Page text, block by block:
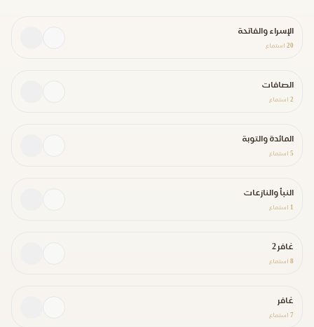
الإسراء والفاتحة
20 استماع
الصافات
2 استماع
المائدة والتوبة
5 استماع
النبأ والنازعات
1 استماع
غافر 2
8 استماع
غافر
7 استماع